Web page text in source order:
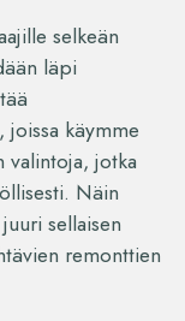
selkeän
läpi
joissa käymme
valintoja, jotka
Näin
sellaisen
remonttien